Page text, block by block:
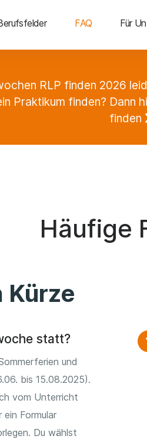
FAQ Für
RLP finden 2026
Praktikum finden? Dann
finden
Häufige
Kürze
statt?
und
bis 15.08.2025).
vom Unterricht
Formular
Du wählst